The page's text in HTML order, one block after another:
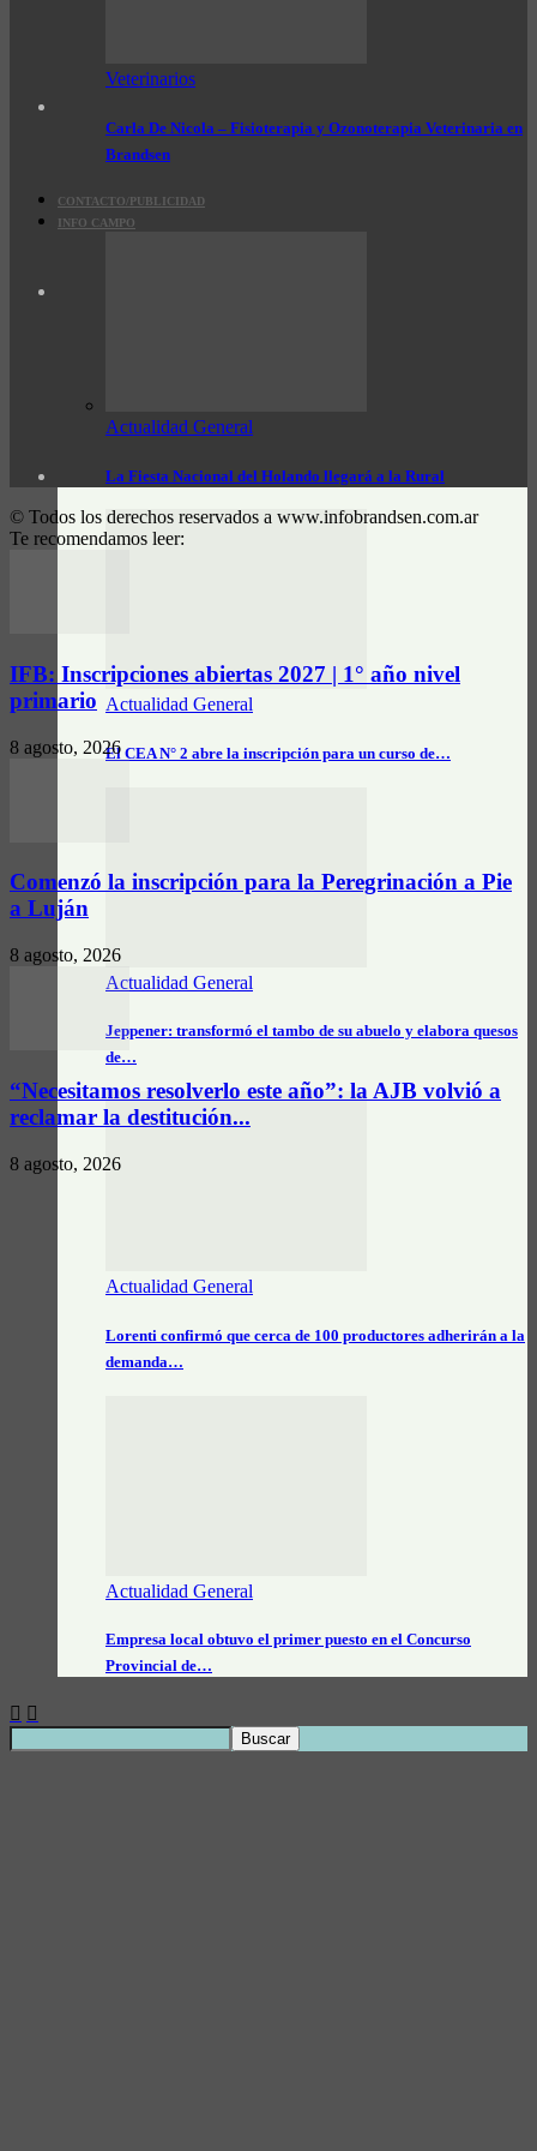
Veterinarios
Carla De Nicola – Fisioterapia y Ozonoterapia Veterinaria en
Brandsen
CONTACTO/PUBLICIDAD
INFO CAMPO
Actualidad General
La Fiesta Nacional del Holando llegará a la Rural
Actualidad General
El CEA N° 2 abre la inscripción para un curso de…
Actualidad General
Jeppener: transformó el tambo de su abuelo y elabora quesos
de…
Actualidad General
Lorenti confirmó que cerca de 100 productores adherirán a la
demanda…
Actualidad General
Empresa local obtuvo el primer puesto en el Concurso
Provincial de…
© Todos los derechos reservados a www.infobrandsen.com.ar
Te recomendamos leer:
IFB: Inscripciones abiertas 2027 | 1° año nivel
primario
8 agosto, 2026
Comenzó la inscripción para la Peregrinación a Pie
a Luján
8 agosto, 2026
“Necesitamos resolverlo este año”: la AJB volvió a
reclamar la destitución...
8 agosto, 2026